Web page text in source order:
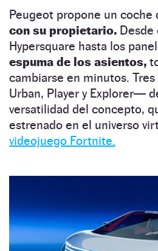
Peugeot propone un coche
con su propietario. Desde
Hypersquare hasta los
espuma de los asientos,
cambiarse en minutos.
Urban, Player y Explorer—
versatilidad del concepto,
estrenado en el universo
videojuego Fortnite.